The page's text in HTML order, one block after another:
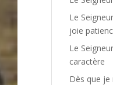
Le
joie
Le
caractère
Dès que